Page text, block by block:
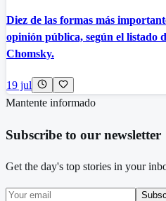
Diez de las formas más
opinión pública, según el listado
Chomsky.
19 jul
Mantente informado
Subscribe to our newsletter
Get the day's top stories in your